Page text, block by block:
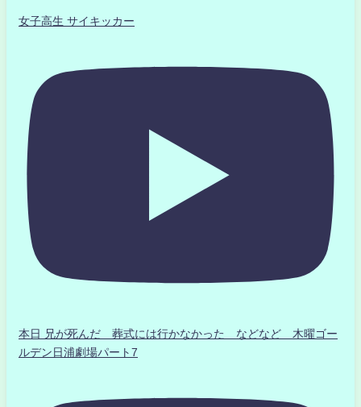
女子高生 サイキッカー
本日 兄が死んだ 葬式には行かなかった などなど 木曜ゴー
ルデン日浦劇場パート7